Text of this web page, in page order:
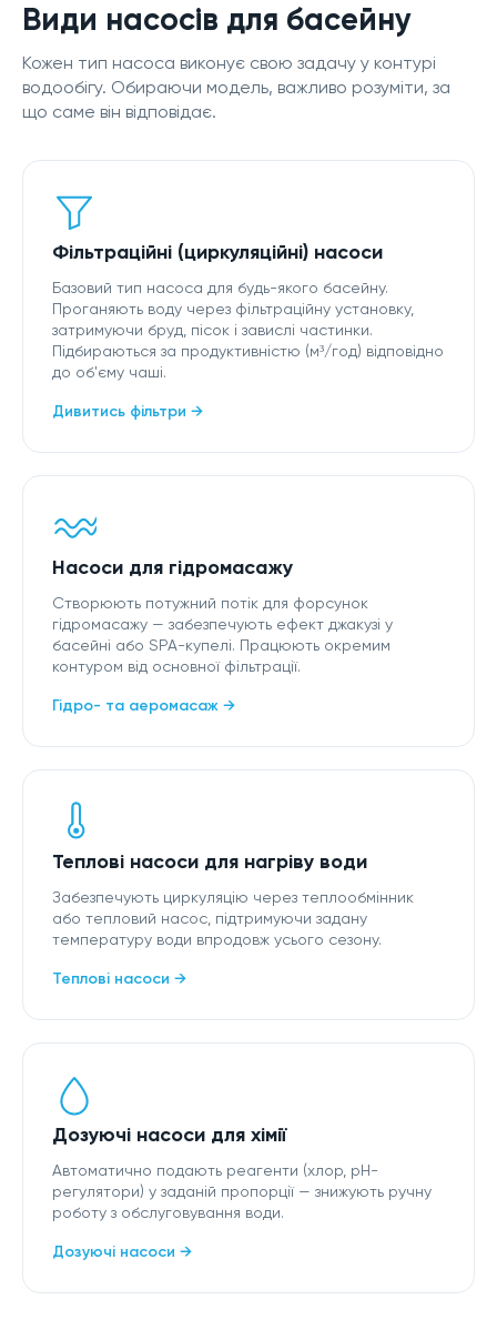
Види насосів для басейну
Кожен тип насоса виконує свою задачу у контурі
водообігу. Обираючи модель, важливо розуміти, за
що саме він відповідає.
Фільтраційні (циркуляційні) насоси
Базовий тип насоса для будь-якого басейну.
Проганяють воду через фільтраційну установку,
затримуючи бруд, пісок і завислі частинки.
Підбираються за продуктивністю (м³/год) відповідно
до об'єму чаші.
Дивитись фільтри →
Насоси для гідромасажу
Створюють потужний потік для форсунок
гідромасажу — забезпечують ефект джакузі у
басейні або SPA-купелі. Працюють окремим
контуром від основної фільтрації.
Гідро- та аеромасаж →
Теплові насоси для нагріву води
Забезпечують циркуляцію через теплообмінник
або тепловий насос, підтримуючи задану
температуру води впродовж усього сезону.
Теплові насоси →
Дозуючі насоси для хімії
Автоматично подають реагенти (хлор, pH-
регулятори) у заданій пропорції — знижують ручну
роботу з обслуговування води.
Дозуючі насоси →